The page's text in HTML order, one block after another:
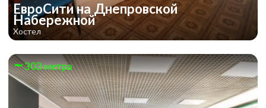
ЕвроСити на Днепровской
Набережной
Хостел
303 метра